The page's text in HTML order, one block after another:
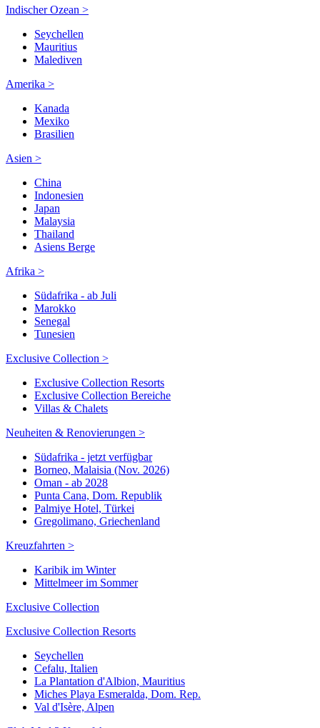
Indischer Ozean >
Seychellen
Mauritius
Malediven
Amerika >
Kanada
Mexiko
Brasilien
Asien >
China
Indonesien
Japan
Malaysia
Thailand
Asiens Berge
Afrika >
Südafrika - ab Juli
Marokko
Senegal
Tunesien
Exclusive Collection >
Exclusive Collection Resorts
Exclusive Collection Bereiche
Villas & Chalets
Neuheiten & Renovierungen >
Südafrika - jetzt verfügbar
Borneo, Malaisia (Nov. 2026)
Oman - ab 2028
Punta Cana, Dom. Republik
Palmiye Hotel, Türkei
Gregolimano, Griechenland
Kreuzfahrten >
Karibik im Winter
Mittelmeer im Sommer
Exclusive Collection
Exclusive Collection Resorts
Seychellen
Cefalu, Italien
La Plantation d'Albion, Mauritius
Miches Playa Esmeralda, Dom. Rep.
Val d'Isère, Alpen